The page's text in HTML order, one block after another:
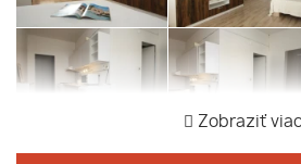
Zobraziť viac